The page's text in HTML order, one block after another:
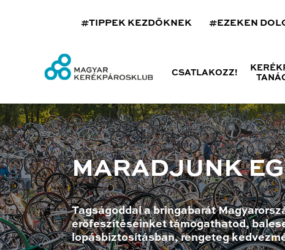
#TIPPEK KEZDŐKNEK #EZEKEN
CSATLAKOZZ!
MARADJUNK
Tagságoddal a bringabarát
erőfeszítéseinket támogathatod,
lopásbiztosításban, rengeteg